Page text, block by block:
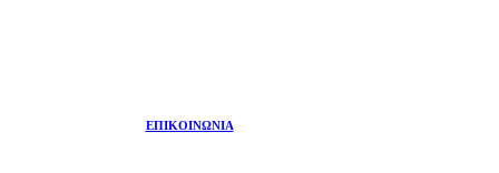
ΕΠΙΚΟΙΝΩΝΙΑ